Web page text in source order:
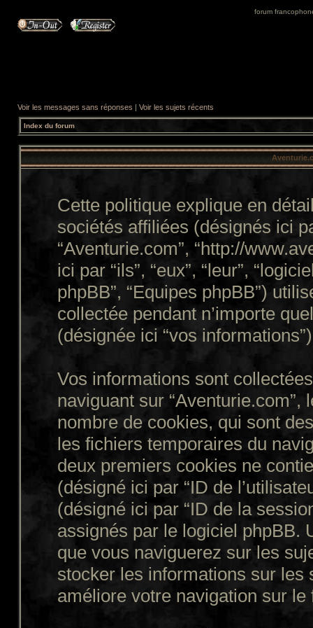
forum
Voir les messages sans réponses | Voir les sujets récents
Index du forum
Cette politique explique en
sociétés affiliées (désignés ici
“Aventurie.com”, “http://
ici par “ils”, “eux”, “leur”,
phpBB”, “Equipes phpBB”)
collectée pendant n’importe
(désignée ici “vos
Vos informations sont
naviguant sur
nombre de cookies, qui sont
les fichiers temporaires du
deux premiers cookies ne
(désigné ici par “ID de
(désigné ici par “ID de la
assignés par le logiciel phpBB.
que vous naviguerez sur les
stocker les informations sur les
améliore votre navigation sur le